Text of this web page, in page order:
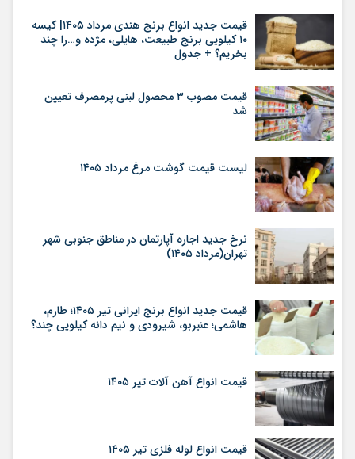
قیمت جدید انواع برنج هندی مرداد ۱۴۰۵| کیسه
۱۰ کیلویی برنج طبیعت، هایلی، مژده و…را چند
بخریم؟ + جدول
قیمت مصوب ۳ محصول لبنی پرمصرف تعیین
شد
لیست قیمت گوشت مرغ مرداد ۱۴۰۵
نرخ جدید اجاره آپارتمان در مناطق جنوبی شهر
تهران(مرداد ۱۴۰۵)
قیمت جدید انواع برنج ایرانی تیر ۱۴۰۵؛ طارم،
هاشمی؛ عنبربو، شیرودی و نیم دانه کیلویی چند؟
قیمت انواع آهن آلات تیر ۱۴۰۵
قیمت انواع لوله فلزی تیر ۱۴۰۵